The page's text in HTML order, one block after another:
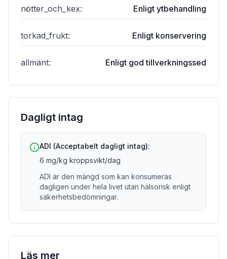
nötter_och_kex: Enligt ytbehandling
torkad_frukt: Enligt konservering
allmänt: Enligt god tillverkningssed
Dagligt intag
ADI (Acceptabelt dagligt intag):
6 mg/kg kroppsvikt/dag
ADI är den mängd som kan konsumeras
dagligen under hela livet utan hälsorisk enligt
säkerhetsbedömningar.
Läs mer